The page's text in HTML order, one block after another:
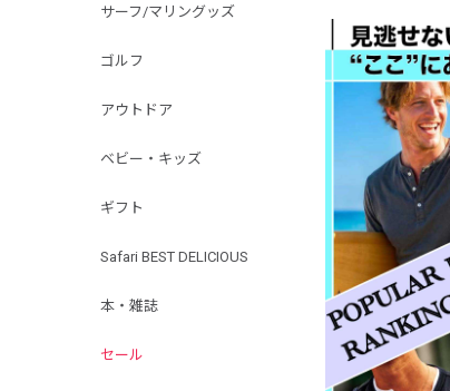
サーフ/マリングッズ
ゴルフ
アウトドア
ベビー・キッズ
ギフト
Safari BEST DELICIOUS
本・雑誌
セール